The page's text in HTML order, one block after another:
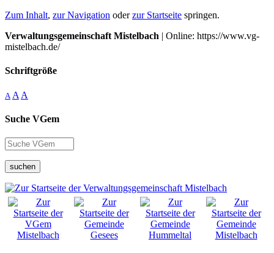
Zum Inhalt, zur Navigation oderzur Startseite springen.
Verwaltungsgemeinschaft Mistelbach | Online: https://www.vg-
mistelbach.de/
Schriftgröße
A A A
Suche VGem
suchen